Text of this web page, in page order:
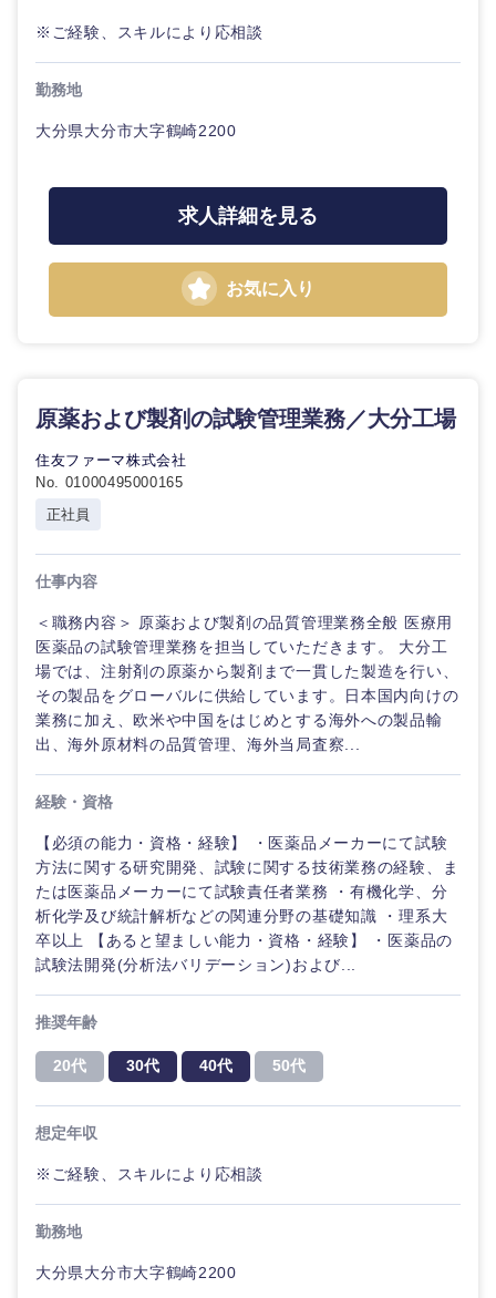
※ご経験、スキルにより応相談
勤務地
大分県大分市大字鶴崎2200
求人詳細を見る
お気に入り
原薬および製剤の試験管理業務／大分工場
住友ファーマ株式会社
No. 01000495000165
正社員
仕事内容
＜職務内容＞ 原薬および製剤の品質管理業務全般 医療用
医薬品の試験管理業務を担当していただきます。 大分工
場では、注射剤の原薬から製剤まで一貫した製造を行い、
その製品をグローバルに供給しています。日本国内向けの
業務に加え、欧米や中国をはじめとする海外への製品輸
出、海外原材料の品質管理、海外当局査察...
経験・資格
【必須の能力・資格・経験】 ・医薬品メーカーにて試験
方法に関する研究開発、試験に関する技術業務の経験、ま
たは医薬品メーカーにて試験責任者業務 ・有機化学、分
析化学及び統計解析などの関連分野の基礎知識 ・理系大
卒以上 【あると望ましい能力・資格・経験】 ・医薬品の
試験法開発(分析法バリデーション)および...
推奨年齢
20代 30代 40代 50代
想定年収
※ご経験、スキルにより応相談
勤務地
大分県大分市大字鶴崎2200